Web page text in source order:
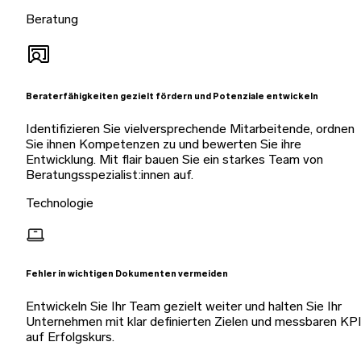
Beratung
Beraterfähigkeiten gezielt fördern und Potenziale entwickeln
Identifizieren Sie vielversprechende Mitarbeitende, ordnen
Sie ihnen Kompetenzen zu und bewerten Sie ihre
Entwicklung. Mit flair bauen Sie ein starkes Team von
Beratungsspezialist:innen auf.
Technologie
Fehler in wichtigen Dokumenten vermeiden
Entwickeln Sie Ihr Team gezielt weiter und halten Sie Ihr
Unternehmen mit klar definierten Zielen und messbaren
auf Erfolgskurs.